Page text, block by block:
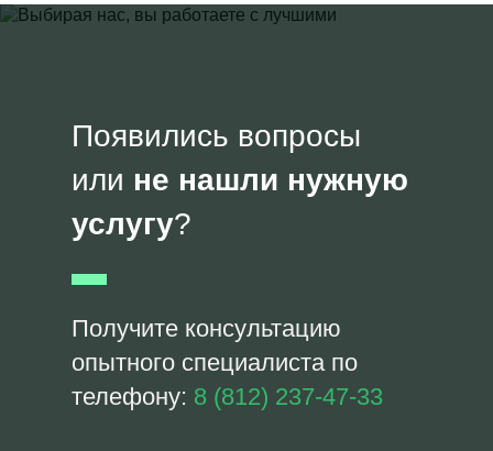
Появились вопросы
или не нашли нужную
услугу?
Получите консультацию
опытного специалиста по
телефону: 8 (812) 237-47-33